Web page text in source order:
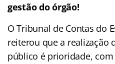
gestão do órgão!
O Tribunal de Contas do
reiterou que a realização
público é prioridade,